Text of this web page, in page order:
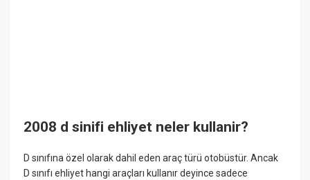
2008 d sinifi ehliyet neler kullanir?
D sınıfına özel olarak dahil eden araç türü otobüstür. Ancak
D sınıfı ehliyet hangi araçları kullanır deyince sadece